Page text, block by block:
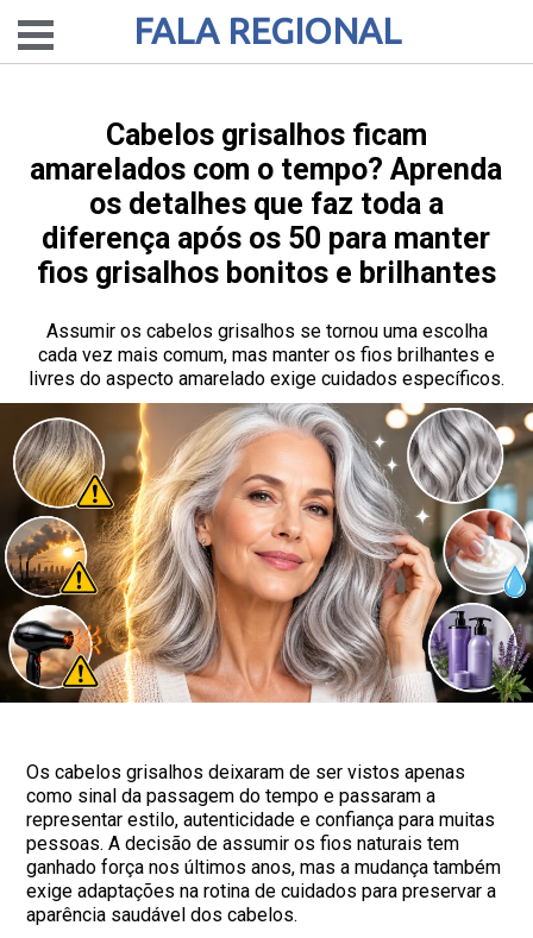
FALA REGIONAL
Cabelos grisalhos ficam
amarelados com o tempo? Aprenda
os detalhes que faz toda a
diferença após os 50 para manter
fios grisalhos bonitos e brilhantes
Assumir os cabelos grisalhos se tornou uma escolha
cada vez mais comum, mas manter os fios brilhantes e
livres do aspecto amarelado exige cuidados específicos.
Os cabelos grisalhos deixaram de ser vistos apenas
como sinal da passagem do tempo e passaram a
representar estilo, autenticidade e confiança para muitas
pessoas. A decisão de assumir os fios naturais tem
ganhado força nos últimos anos, mas a mudança também
exige adaptações na rotina de cuidados para preservar a
aparência saudável dos cabelos.